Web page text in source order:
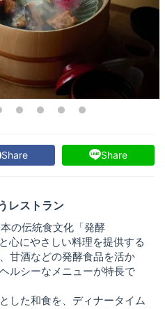
Share Share
レストラン
の伝統食文化「発酵
心にやさしい料理を提供する
甘酒などの発酵食品を活か
ルシーなメニューが特長で
した和食を、ディナータイム